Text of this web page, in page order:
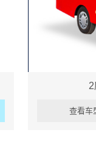
查看车